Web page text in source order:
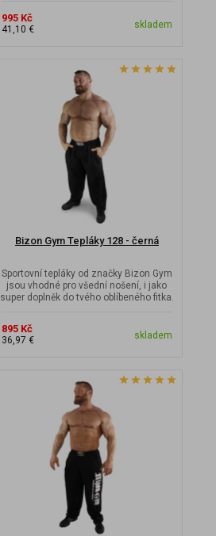
995 Kč
41,10 € skladem
Bizon Gym Tepláky 128 - černá
Sportovní tepláky od značky Bizon Gym
jsou vhodné pro všední nošení, i jako
super doplněk do tvého oblíbeného fitka.
895 Kč
36,97 € skladem